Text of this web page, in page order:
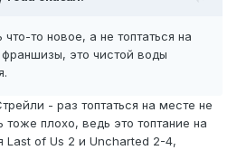
то новое, а не топтаться на
это чистой воды
- раз топтаться на месте не
плохо, ведь это топтание на
Last of Us 2 и Uncharted 2-4,